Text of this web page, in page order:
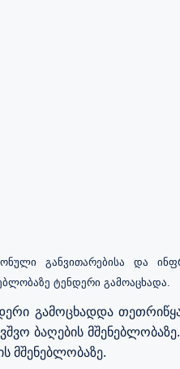
განვითარებისა და
ტენდერი გამოაცხადა.
გამოცხადდა
ბაღების
მშენებლობაზე.